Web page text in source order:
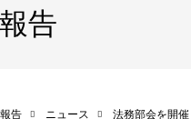
告
告 ニュース 法務部会を開催